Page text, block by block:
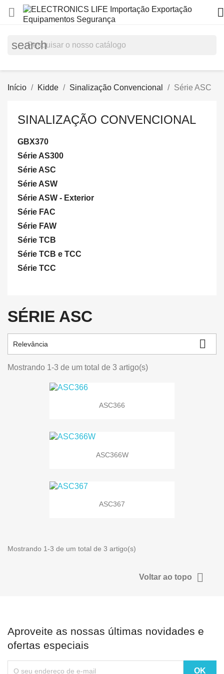
 
search
Início Kidde Sinalização Convencional Série ASC
SINALIZAÇÃO CONVENCIONAL
GBX370
Série AS300
Série ASC
Série ASW
Série ASW - Exterior
Série FAC
Série FAW
Série TCB
Série TCB e TCC
Série TCC
SÉRIE ASC
Relevância 
Mostrando 1-3 de um total de 3 artigo(s)
ASC366
ASC366W
ASC367
Mostrando 1-3 de um total de 3 artigo(s)
Voltar ao topo 
Aproveite as nossas últimas novidades e
ofertas especiais